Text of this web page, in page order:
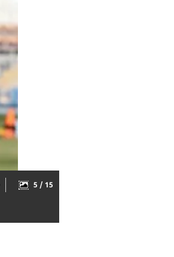
5 / 15